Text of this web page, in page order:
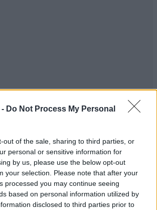
- Do Not Process My Personal
out of the sale, sharing to third parties, or
personal or sensitive information for
by us, please use the below opt-out
your selection. Please note that after your
processed you may continue seeing
based on personal information utilized by
disclosed to third parties prior to